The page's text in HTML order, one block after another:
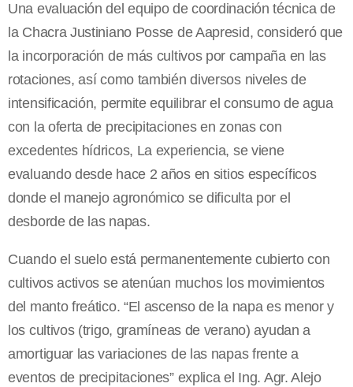
Una evaluación del equipo de coordinación técnica de
la Chacra Justiniano Posse de Aapresid, consideró que
la incorporación de más cultivos por campaña en las
rotaciones, así como también diversos niveles de
intensificación, permite equilibrar el consumo de agua
con la oferta de precipitaciones en zonas con
excedentes hídricos, La experiencia, se viene
evaluando desde hace 2 años en sitios específicos
donde el manejo agronómico se dificulta por el
desborde de las napas.
Cuando el suelo está permanentemente cubierto con
cultivos activos se atenúan muchos los movimientos
del manto freático. “El ascenso de la napa es menor y
los cultivos (trigo, gramíneas de verano) ayudan a
amortiguar las variaciones de las napas frente a
eventos de precipitaciones” explica el Ing. Agr. Alejo